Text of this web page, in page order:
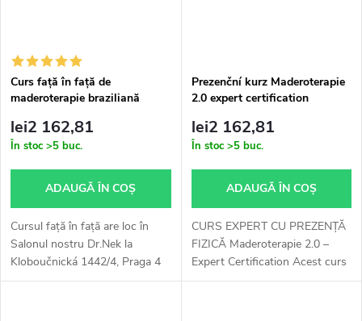
Curs față în față de
maderoterapie braziliană
lei2 162,81
În stoc >5 buc.
ADAUGĂ ÎN COŞ
Cursul față în față are loc în
Salonul nostru Dr.Nek la
Kloboučnická 1442/4, Praga 4
sau în Bratislava. Durata
Prezenční kurz Maderoterapie
2.0 expert certification
lei2 162,81
În stoc >5 buc.
ADAUGĂ ÎN COŞ
CURS EXPERT CU PREZENȚĂ
FIZICĂ Maderoterapie 2.0 –
Expert Certification Acest curs
vă va diferenția de concurență –